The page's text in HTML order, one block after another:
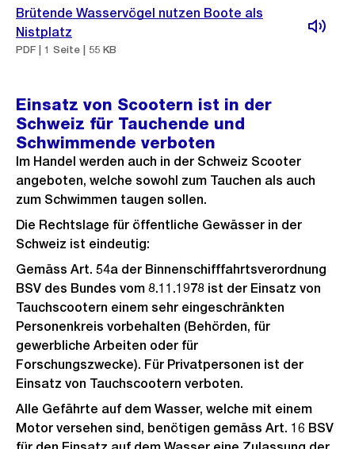
Brütende Wasservögel nutzen Boote als
Nistplatz
PDF | 1 Seite | 55 KB
Einsatz von Scootern ist in der
Schweiz für Tauchende und
Schwimmende verboten
Im Handel werden auch in der Schweiz Scooter
angeboten, welche sowohl zum Tauchen als auch
zum Schwimmen taugen sollen.
Die Rechtslage für öffentliche Gewässer in der
Schweiz ist eindeutig:
Gemäss Art. 54a der Binnenschifffahrtsverordnung
BSV des Bundes vom 8.11.1978 ist der Einsatz von
Tauchscootern einem sehr eingeschränkten
Personenkreis vorbehalten (Behörden, für
gewerbliche Arbeiten oder für
Forschungszwecke). Für Privatpersonen ist der
Einsatz von Tauchscootern verboten.
Alle Gefährte auf dem Wasser, welche mit einem
Motor versehen sind, benötigen gemäss Art. 16 BSV